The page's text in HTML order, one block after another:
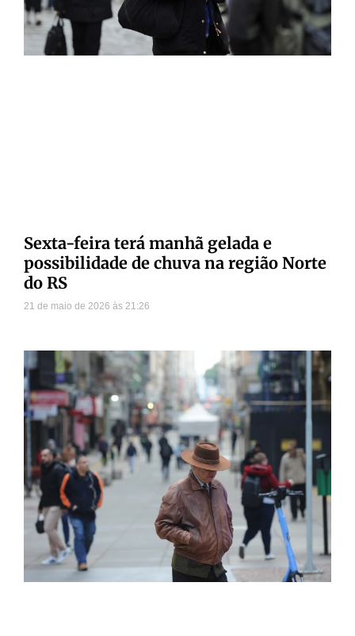
Sexta-feira terá manhã gelada e
possibilidade de chuva na região Norte
do RS
21 de maio de 2026 21:26